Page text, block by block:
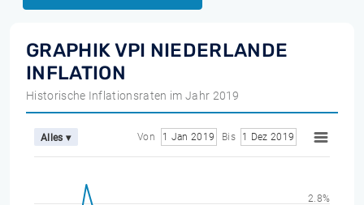
GRAPHIK VPI NIEDERLANDE
INFLATION
Historische Inflationsraten im Jahr 2019
Alles ▾ Von 1 Jan 2019 Bis 1 Dez 2019
2.8%